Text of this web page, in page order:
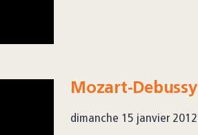
Mozart-Debussy
dimanche 15 janvier 2012